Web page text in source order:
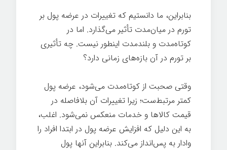
بنابراین، ما دانستیم که تغییرات در عرضه پول بر
تورم در میان‌مدت تأثیر می‌گذارد. اما در
کوتاه‌مدت و بلندمدت اینطور نیست. چه تأثیری
بر تورم در آن بازه‌های زمانی دارد؟
وقتی صحبت از کوتاه‌مدت می‌شود، عرضه پول
کمتر مرتبط‌ست؛ زیرا تغییرات آن بلافاصله در
قیمت کالاها و خدمات منعکس نمی‌شود. اغلب،
به این دلیل که افزایش عرضه پول در ابتدا افراد را
وادار به پس‌انداز می‌کند. بنابراین آنها پول